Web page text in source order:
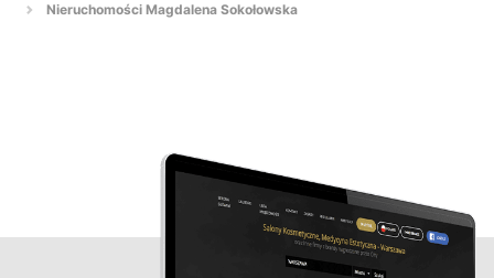
Nieruchomości Magdalena Sokołowska